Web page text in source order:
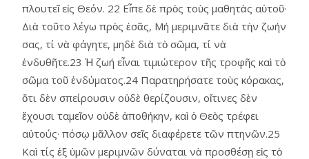
πλουτεῖ εἰς Θεόν. 22 Εἶπε δὲ πρὸς τοὺς μαθητὰς αὑτοῦ·
Διὰ τοῦτο λέγω πρὸς ἐσᾶς, Μή μεριμνᾶτε διὰ τὴν ζωήν
σας, τί νὰ φάγητε, μηδὲ διὰ τὸ σῶμα, τί νὰ
ἐνδυθῆτε.23 Ἡ ζωή εἶναι τιμιώτερον τῆς τροφῆς καὶ τὸ
σῶμα τοῦ ἐνδύματος.24 Παρατηρήσατε τοὺς κόρακας,
ὅτι δὲν σπείρουσιν οὐδὲ θερίζουσιν, οἵτινες δὲν
ἔχουσι ταμεῖον οὐδὲ ἀποθήκην, καὶ ὁ Θεὸς τρέφει
αὐτούς· πόσῳ μᾶλλον σεῖς διαφέρετε τῶν πτηνῶν.25
Καὶ τίς ἐξ ὑμῶν μεριμνῶν δύναται νὰ προσθέσῃ εἰς τὸ